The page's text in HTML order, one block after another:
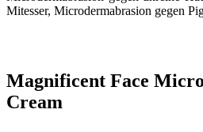
Magnificent Face
Cream